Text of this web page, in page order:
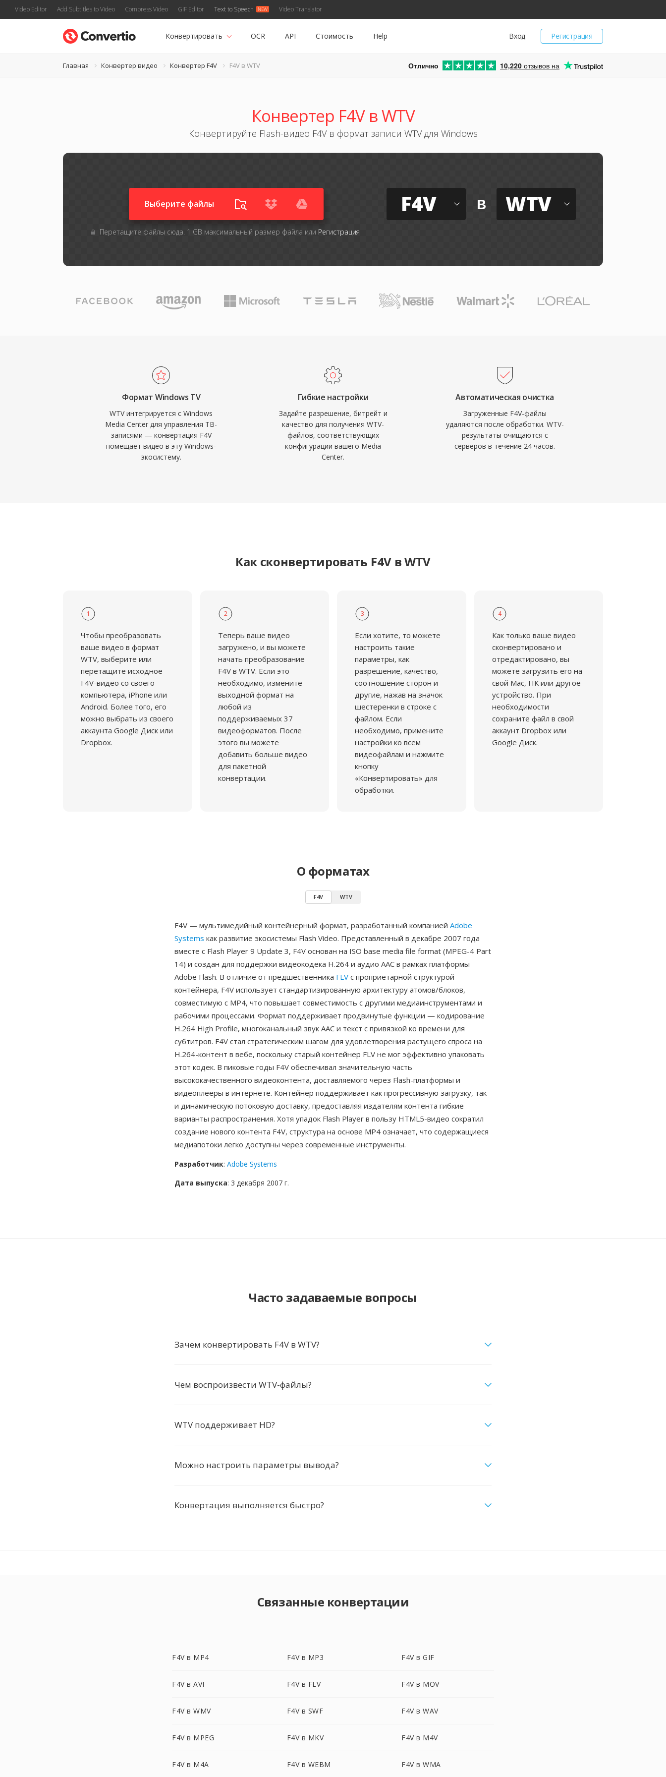
Video Editor Add Subtitles to Video Compress Video GIF Editor Text to Speech Video Translator
Регистрация
Вход
Конвертировать OCR API Стоимость Help
Главная Конвертер видео Конвертер F4V F4V в WTV Отлично 10,220 отзывов на
Конвертер F4V в WTV
Конвертируйте Flash-видео F4V в формат записи WTV для Windows
Выберите файлы
Перетащите файлы сюда. 1 GB максимальный размер файла или Регистрация
F4V в WTV
Формат Windows TV
WTV интегрируется с Windows
Media Center для управления ТВ-
записями — конвертация F4V
помещает видео в эту Windows-
экосистему.
Гибкие настройки
Задайте разрешение, битрейт и
качество для получения WTV-
файлов, соответствующих
конфигурации вашего Media
Center.
Автоматическая очистка
Загруженные F4V-файлы
удаляются после обработки. WTV-
результаты очищаются с
серверов в течение 24 часов.
Как сконвертировать F4V в WTV
1
Чтобы преобразовать
ваше видео в формат
WTV, выберите или
перетащите исходное
F4V-видео со своего
компьютера, iPhone или
Android. Более того, его
можно выбрать из своего
аккаунта Google Диск или
Dropbox.
2
Теперь ваше видео
загружено, и вы можете
начать преобразование
F4V в WTV. Если это
необходимо, измените
выходной формат на
любой из
поддерживаемых 37
видеоформатов. После
этого вы можете
добавить больше видео
для пакетной
конвертации.
3
Если хотите, то можете
настроить такие
параметры, как
разрешение, качество,
соотношение сторон и
другие, нажав на значок
шестеренки в строке с
файлом. Если
необходимо, примените
настройки ко всем
видеофайлам и нажмите
кнопку
«Конвертировать» для
обработки.
4
Как только ваше видео
сконвертировано и
отредактировано, вы
можете загрузить его на
свой Mac, ПК или другое
устройство. При
необходимости
сохраните файл в свой
аккаунт Dropbox или
Google Диск.
О форматах
F4V WTV
F4V — мультимедийный контейнерный формат, разработанный компанией Adobe
Systems как развитие экосистемы Flash Video. Представленный в декабре 2007 года
вместе с Flash Player 9 Update 3, F4V основан на ISO base media file format (MPEG-4 Part
14) и создан для поддержки видеокодека H.264 и аудио AAC в рамках платформы
Adobe Flash. В отличие от предшественника FLV с проприетарной структурой
контейнера, F4V использует стандартизированную архитектуру атомов/блоков,
совместимую с MP4, что повышает совместимость с другими медиаинструментами и
рабочими процессами. Формат поддерживает продвинутые функции — кодирование
H.264 High Profile, многоканальный звук AAC и текст с привязкой ко времени для
субтитров. F4V стал стратегическим шагом для удовлетворения растущего спроса на
H.264-контент в вебе, поскольку старый контейнер FLV не мог эффективно упаковать
этот кодек. В пиковые годы F4V обеспечивал значительную часть
высококачественного видеоконтента, доставляемого через Flash-платформы и
видеоплееры в интернете. Контейнер поддерживает как прогрессивную загрузку, так
и динамическую потоковую доставку, предоставляя издателям контента гибкие
варианты распространения. Хотя упадок Flash Player в пользу HTML5-видео сократил
создание нового контента F4V, структура на основе MP4 означает, что содержащиеся
медиапотоки легко доступны через современные инструменты.
Разработчик: Adobe Systems
Дата выпуска: 3 декабря 2007 г.
Часто задаваемые вопросы
Зачем конвертировать F4V в WTV?
Чем воспроизвести WTV-файлы?
WTV поддерживает HD?
Можно настроить параметры вывода?
Конвертация выполняется быстро?
Связанные конвертации
F4V в MP4 F4V в MP3 F4V в GIF
F4V в AVI F4V в FLV F4V в MOV
F4V в WMV F4V в SWF F4V в WAV
F4V в MPEG F4V в MKV F4V в M4V
F4V в M4A F4V в WEBM F4V в WMA